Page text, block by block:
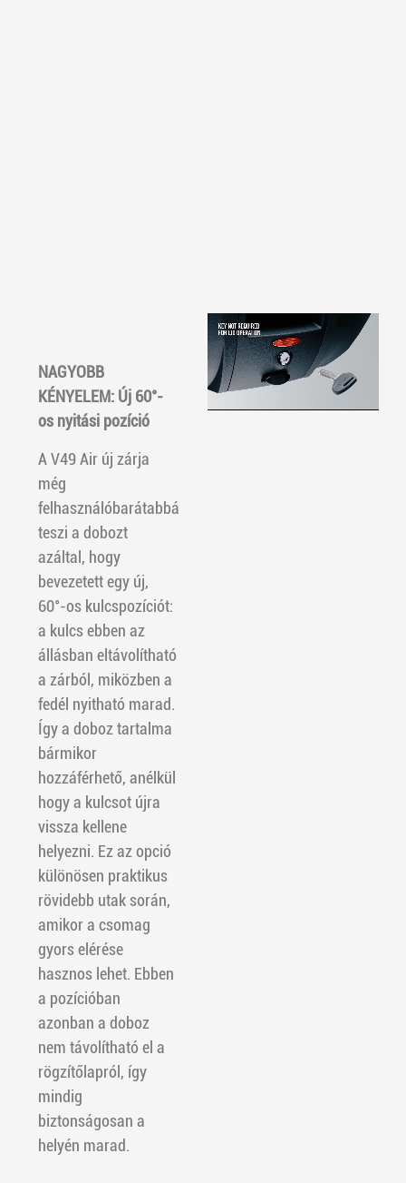
NAGYOBB
KÉNYELEM: Új 60°-
os nyitási pozíció
A V49 Air új zárja
még
felhasználóbarátabbá
teszi a dobozt
azáltal, hogy
bevezetett egy új,
60°-os kulcspozíciót:
a kulcs ebben az
állásban eltávolítható
a zárból, miközben a
fedél nyitható marad.
Így a doboz tartalma
bármikor
hozzáférhető, anélkül
hogy a kulcsot újra
vissza kellene
helyezni. Ez az opció
különösen praktikus
rövidebb utak során,
amikor a csomag
gyors elérése
hasznos lehet. Ebben
a pozícióban
azonban a doboz
nem távolítható el a
rögzítőlapról, így
mindig
biztonságosan a
helyén marad.